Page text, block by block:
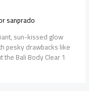
sanprado
sun-kissed glow
pesky drawbacks like
Bali Body Clear 1